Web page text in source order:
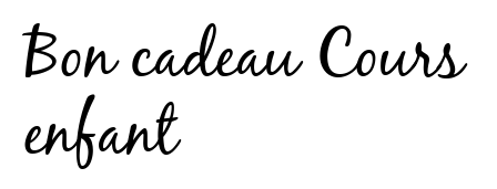
Bon cadeau Cours
enfant